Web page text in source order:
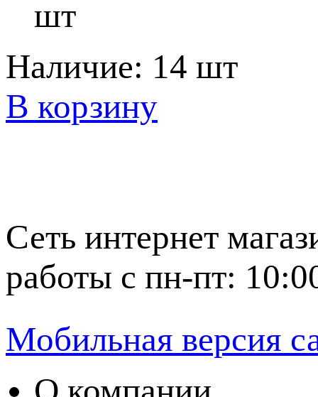
шт
Наличие: 14 шт
В корзину
Сеть интернет
работы с пн-пт:
Мобильная версия